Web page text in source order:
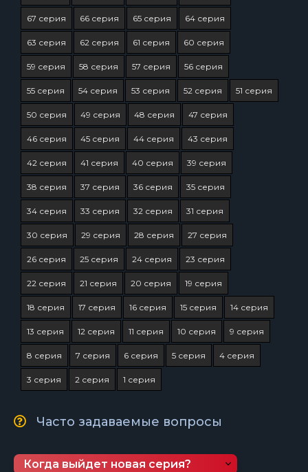
67 серия 66 серия 65 серия 64 серия
63 серия 62 серия 61 серия 60 серия
59 серия 58 серия 57 серия 56 серия
55 серия 54 серия 53 серия 52 серия 51 серия
50 серия 49 серия 48 серия 47 серия
46 серия 45 серия 44 серия 43 серия
42 серия 41 серия 40 серия 39 серия
38 серия 37 серия 36 серия 35 серия
34 серия 33 серия 32 серия 31 серия
30 серия 29 серия 28 серия 27 серия
26 серия 25 серия 24 серия 23 серия
22 серия 21 серия 20 серия 19 серия
18 серия 17 серия 16 серия 15 серия 14 серия
13 серия 12 серия 11 серия 10 серия 9 серия
8 серия 7 серия 6 серия 5 серия 4 серия
3 серия 2 серия 1 серия
Часто задаваемые вопросы
Когда выйдет новая серия?